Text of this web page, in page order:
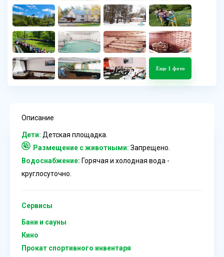
Еще 1 фото
Описание
Дети: Детская площадка.
Размещение с животными: Запрещено.
Водоснабжение: Горячая и холодная вода -
круглосуточно.
Сервисы
Бани и сауны
Кино
Прокат спортивного инвентаря